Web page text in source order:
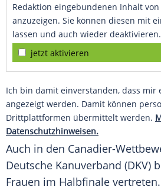
Redaktion eingebundenen Inhalt von
anzuzeigen. Sie können diesen mit
lassen und auch wieder deaktivieren.
jetzt aktivieren
Ich bin damit einverstanden, dass mir
angezeigt werden. Damit können
Drittplattformen übermittelt werden.
Datenschutzhinweisen.
Auch in den Canadier-
Deutsche Kanuverband (DKV)
Frauen im Halbfinale vertreten.